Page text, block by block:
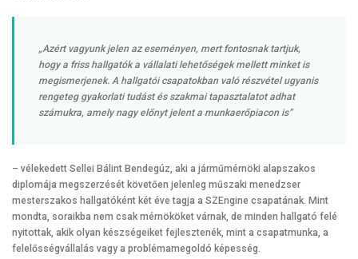
„Azért vagyunk jelen az eseményen, mert fontosnak tartjuk,
hogy a friss hallgatók a vállalati lehetőségek mellett minket is
megismerjenek. A hallgatói csapatokban való részvétel ugyanis
rengeteg gyakorlati tudást és szakmai tapasztalatot adhat
számukra, amely nagy előnyt jelent a munkaerőpiacon is”
– vélekedett Sellei Bálint Bendegúz, aki a járműmérnöki alapszakos
diplomája megszerzését követően jelenleg műszaki menedzser
mesterszakos hallgatóként két éve tagja a SZEngine csapatának. Mint
mondta, soraikba nem csak mérnököket várnak, de minden hallgató felé
nyitottak, akik olyan készségeiket fejlesztenék, mint a csapatmunka, a
felelősségvállalás vagy a problémamegoldó képesség.